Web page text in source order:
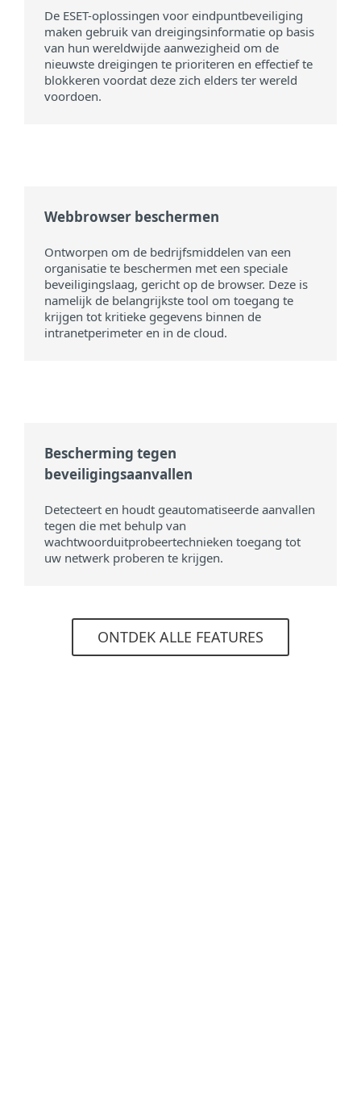
De ESET-oplossingen voor eindpuntbeveiliging
maken gebruik van dreigingsinformatie op basis
van hun wereldwijde aanwezigheid om de
nieuwste dreigingen te prioriteren en effectief te
blokkeren voordat deze zich elders ter wereld
voordoen.
Webbrowser beschermen
Ontworpen om de bedrijfsmiddelen van een
organisatie te beschermen met een speciale
beveiligingslaag, gericht op de browser. Deze is
namelijk de belangrijkste tool om toegang te
krijgen tot kritieke gegevens binnen de
intranetperimeter en in de cloud.
Bescherming tegen
beveiligingsaanvallen
Detecteert en houdt geautomatiseerde aanvallen
tegen die met behulp van
wachtwoorduitprobeertechnieken toegang tot
uw netwerk proberen te krijgen.
ONTDEK ALLE FEATURES